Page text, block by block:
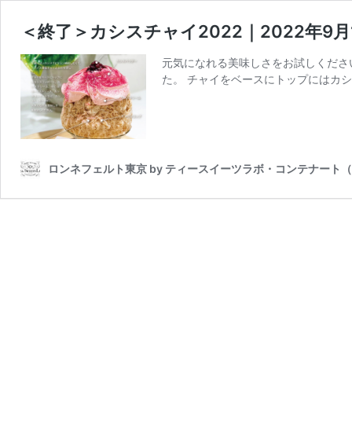
＜終了＞カシスチャイ2022｜2022年9
元気になれる美味しさをお試しくだ
た。 チャイをベースにトップにはカ
ロンネフェルト東京 by ティースイーツラボ・コンテナート